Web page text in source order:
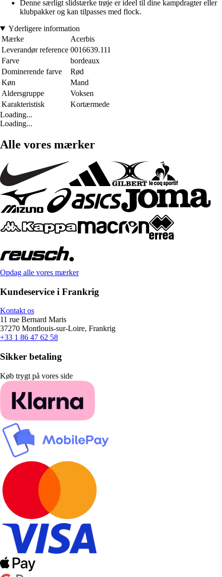
Denne særligt slidstærke trøje er ideel til dine kampdragter eller
klubpakker og kan tilpasses med flock.
Yderligere information
Mærke
Acerbis
Leverandør reference 0016639.111
Farve
bordeaux
Dominerende farve
Rød
Køn
Mand
Aldersgruppe
Voksen
Karakteristisk
Kortærmede
Loading...
Loading...
Alle vores mærker
Opdag alle vores mærker
Kundeservice i Frankrig
Kontakt os
11 rue Bernard Maris
37270 Montlouis-sur-Loire, Frankrig
+33 1 86 47 62 58
Sikker betaling
Køb trygt på vores side